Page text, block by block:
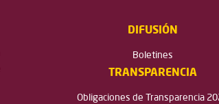
DIFUSIÓN
Boletines
TRANSPARENCIA
Obligaciones de Transparencia